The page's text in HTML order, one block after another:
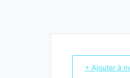
+ Ajouter à